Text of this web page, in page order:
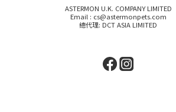
ASTERMON U.K. COMPANY LIMITED
Email : cs@astermonpets.com
總代理: DCT ASIA LIMITED